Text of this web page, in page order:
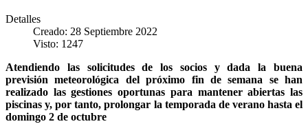
Detalles
Creado: 28 Septiembre 2022
Visto: 1247
Atendiendo las solicitudes de los socios y dada la buena
previsión meteorológica del próximo fin de semana se han
realizado las gestiones oportunas para mantener abiertas las
piscinas y, por tanto, prolongar la temporada de verano hasta el
domingo 2 de octubre